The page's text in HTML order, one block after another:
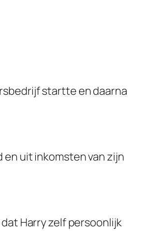
startte en daarna
en uit inkomsten van zijn
Harry zelf persoonlijk